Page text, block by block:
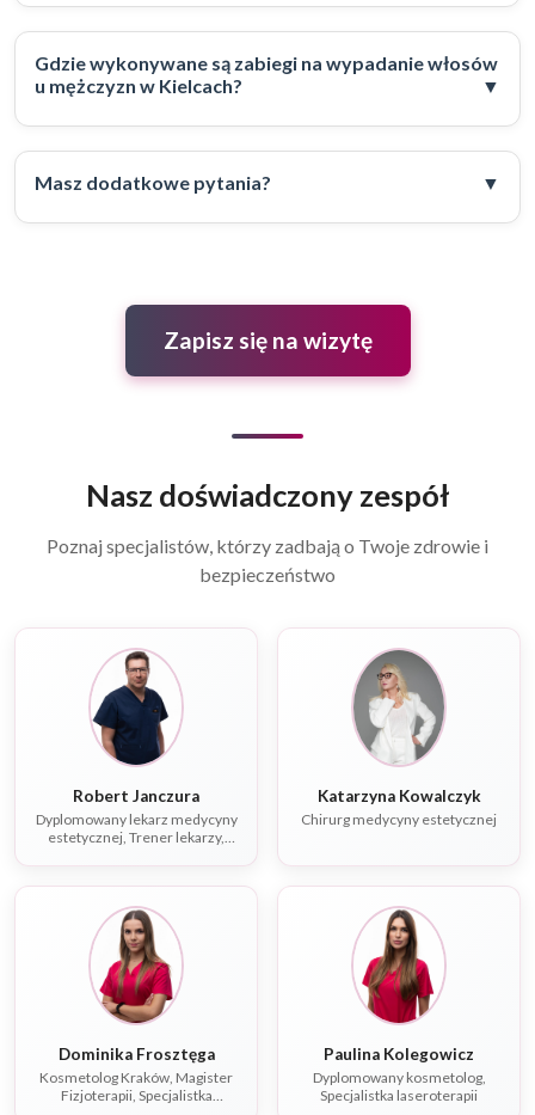
Gdzie wykonywane są zabiegi na wypadanie włosów
u mężczyzn w Kielcach?
Masz dodatkowe pytania?
Zapisz się na wizytę
Nasz doświadczony zespół
Poznaj specjalistów, którzy zadbają o Twoje zdrowie i
bezpieczeństwo
Robert Janczura
Dyplomowany lekarz medycyny
estetycznej, Trener lekarzy,
Katarzyna Kowalczyk
Chirurg medycyny estetycznej
Dominika Frosztęga
Kosmetolog Kraków, Magister
Fizjoterapii, Specjalistka
Paulina Kolegowicz
Dyplomowany kosmetolog,
Specjalistka laseroterapii